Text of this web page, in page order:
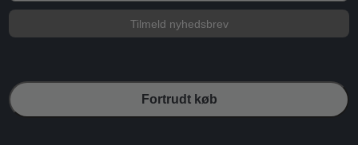
Tilmeld nyhedsbrev
Fortrudt køb